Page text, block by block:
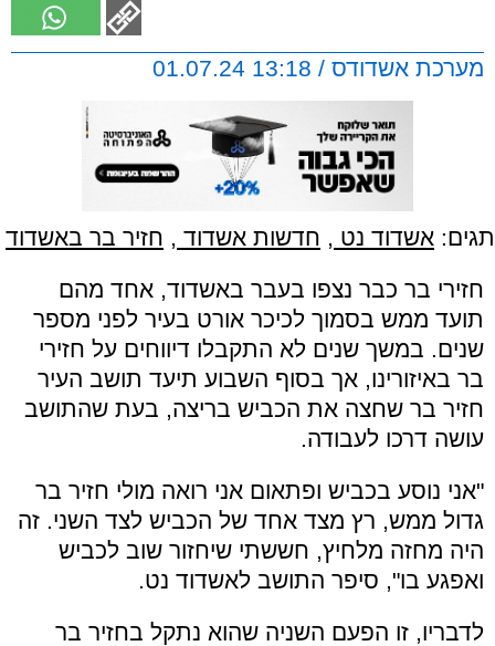
מערכת אשדודס / 13:18 01.07.24
תגים: אשדוד נט , חדשות אשדוד , חזיר בר באשדוד
חזירי בר כבר נצפו בעבר באשדוד, אחד מהם
תועד ממש בסמוך לכיכר אורט בעיר לפני מספר
שנים. במשך שנים לא התקבלו דיווחים על חזירי
בר באיזורינו, אך בסוף השבוע תיעד תושב העיר
חזיר בר שחצה את הכביש בריצה, בעת שהתושב
עושה דרכו לעבודה.
"אני נוסע בכביש ופתאום אני רואה מולי חזיר בר
גדול ממש, רץ מצד אחד של הכביש לצד השני. זה
היה מחזה מלחיץ, חששתי שיחזור שוב לכביש
ואפגע בו", סיפר התושב לאשדוד נט.
לדבריו, זו הפעם השניה שהוא נתקל בחזיר בר